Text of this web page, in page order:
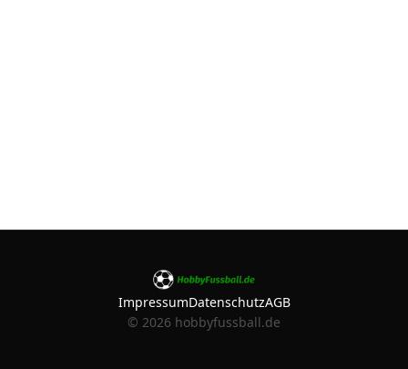
ImpressumDatenschutzAGB
© 2026 hobbyfussball.de